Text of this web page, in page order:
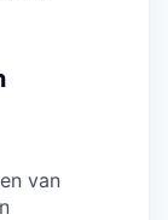
van